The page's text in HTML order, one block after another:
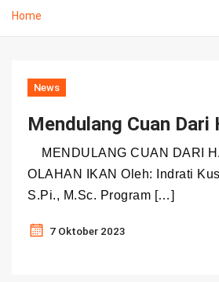
Home
News
MENDULANG CUAN DARI
OLAHAN IKAN Oleh: Indrati
S.Pi., M.Sc. Program […]
7 Oktober 2023